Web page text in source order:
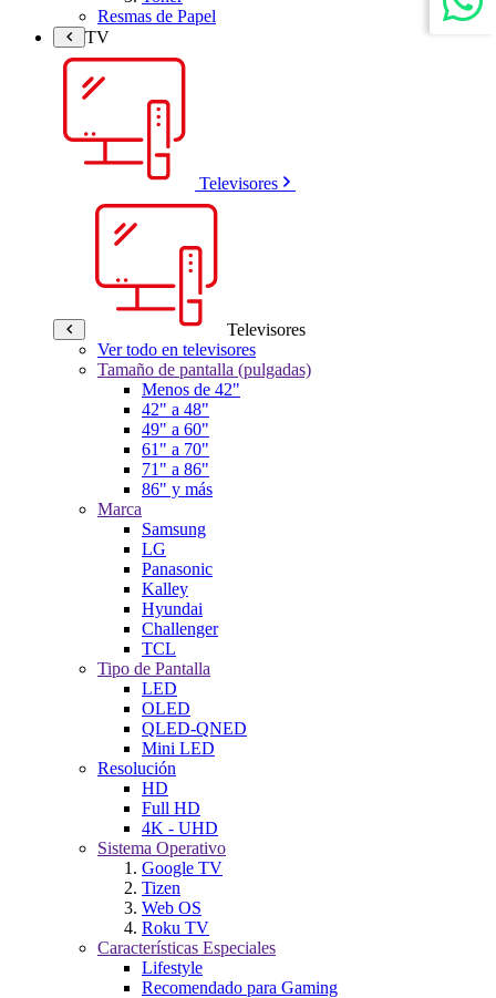
Resmas de Papel
TV
Televisores
Televisores
Ver todo en televisores
Tamaño de pantalla (pulgadas)
Menos de 42"
42" a 48"
49" a 60"
61" a 70"
71" a 86"
86" y más
Marca
Samsung
LG
Panasonic
Kalley
Hyundai
Challenger
TCL
Tipo de Pantalla
LED
OLED
QLED-QNED
Mini LED
Resolución
HD
Full HD
4K - UHD
Sistema Operativo
Google TV
Tizen
Web OS
Roku TV
Características Especiales
Lifestyle
Recomendado para Gaming